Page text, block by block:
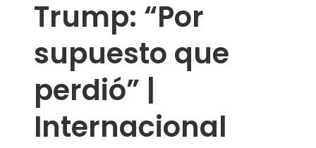
Trump: “Por
supuesto que
perdió” |
Internacional